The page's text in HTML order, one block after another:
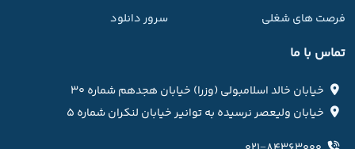
فرصت های شغلی
سرور دانلود
تماس با ما
خیابان خالد اسلامبولی (وزرا) خیابان هجدهم شماره ۳۰
خیابان ولیعصر نرسیده به توانیر خیابان لنکران شماره ۵